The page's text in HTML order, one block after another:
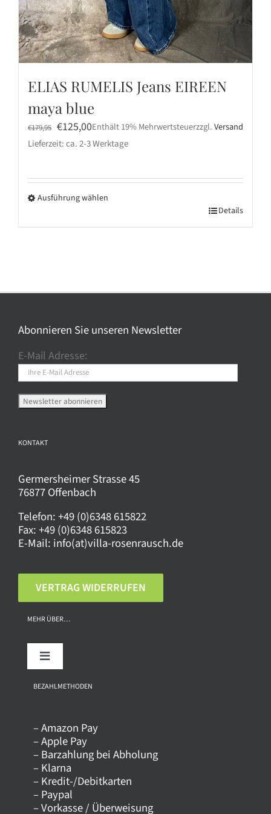
ELIAS RUMELIS Jeans EIREEN
maya blue
€179,95 Ursprünglicher
Preis
€179,95
€125,00Aktueller
Preis
€125,00.
Enthält 19% Mehrwertsteuerzzgl.Versand
Lieferzeit: ca. 2-3 Werktage
Ausführung wählen
auf.
Optionen
auf
der
Produktseite
gewählt
Details
Abonnieren Sie unseren Newsletter
E-Mail Adresse:
KONTAKT
Germersheimer Strasse 45
76877 Offenbach
Telefon:+49 (0)6348 615822
Fax:+49 (0)6348 615823
E-Mail: info(at)villa-rosenrausch.de
VERTRAG WIDERRUFEN
MEHR ÜBER…
Toggle
Über uns
Kontakt
Versandkosten
Datenschutz
BEZAHLMETHODEN
– Amazon Pay
– Apple Pay
– Barzahlung bei Abholung
– Klarna
– Kredit-/Debitkarten
– Paypal
– Vorkasse / Überweisung